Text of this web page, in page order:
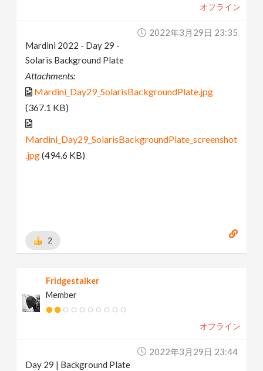
オフライン
2022年3月29日 23:35
Mardini 2022 - Day 29 -
Solaris Background Plate
Attachments:
Mardini_Day29_SolarisBackgroundPlate.jpg
(367.1 KB)
Mardini_Day29_SolarisBackgroundPlate_screenshot
.jpg(494.6 KB)
2
Fridgestalker
Member
オフライン
2022年3月29日 23:44
Day 29 | Background Plate